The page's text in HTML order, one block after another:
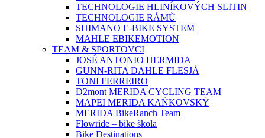
TECHNOLOGIE HLINÍKOVÝCH SLITIN
TECHNOLOGIE RÁMŮ
SHIMANO E-BIKE SYSTEM
MAHLE EBIKEMOTION
TEAM & SPORTOVCI
JOSÉ ANTONIO HERMIDA
GUNN-RITA DAHLE FLESJÅ
TONI FERREIRO
D2mont MERIDA CYCLING TEAM
MAPEI MERIDA KAŇKOVSKÝ
MERIDA BikeRanch Team
Flowride – bike škola
Bike Destinations